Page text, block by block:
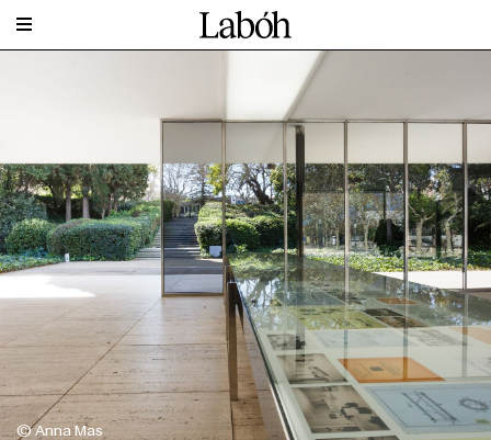
© Anna Mas